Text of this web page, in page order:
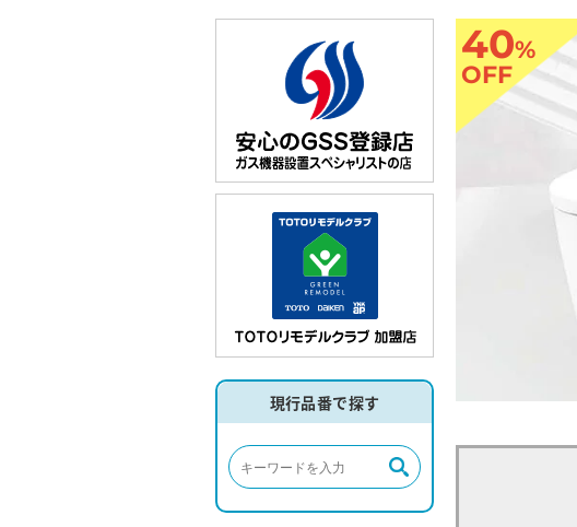
現行品番で探す
40%
OFF